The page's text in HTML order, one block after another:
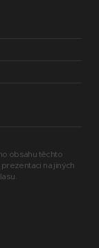
obsahu těchto
na jiných